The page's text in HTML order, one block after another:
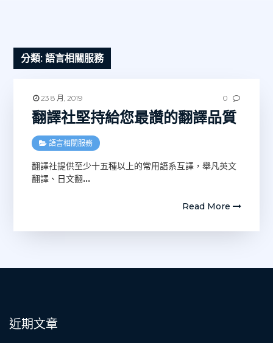
分類:語言相關服務
23 8 月, 2019 0
翻譯社堅持給您最讚的翻譯品質
語言相關服務
翻譯社提供至少十五種以上的常用語系互譯，舉凡英文
翻譯、日文翻…
Read More
近期文章